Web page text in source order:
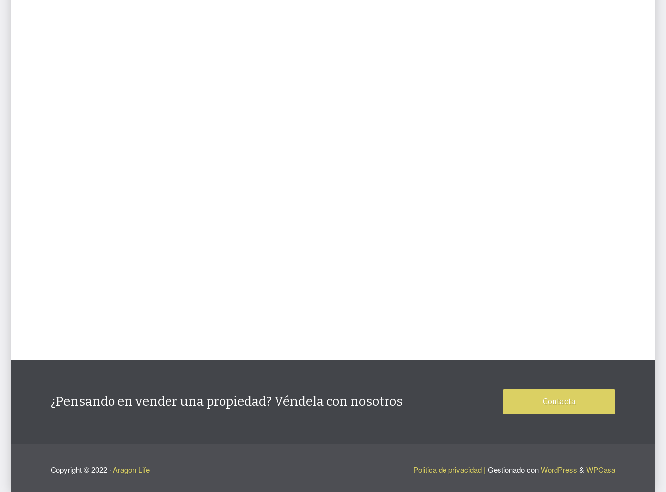
¿Pensando en vender una propiedad? Véndela con nosotros Contacta
Copyright ©2022 · Aragon Life Politica de privacidad | Gestionado conWordPress & WPCasa